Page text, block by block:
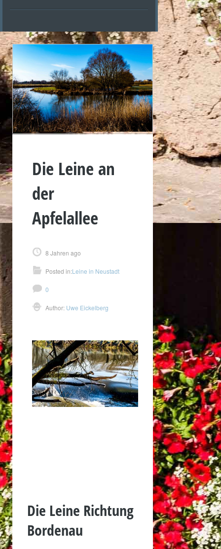
Die Leine an
der
Apfelallee
8 Jahren ago
Posted in:Leine in Neustadt
0
Author: Uwe Eickelberg
Die Leine Richtung
Bordenau